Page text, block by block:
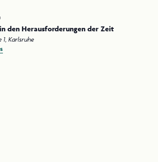
den Herausforderungen der Zeit
Parzivalstraße 1, Karlsruhe